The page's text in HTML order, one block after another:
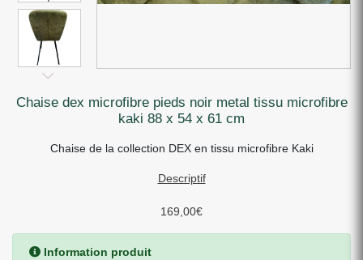
chaise dex microfibre pieds noir metal tissu microfibre
kaki 88 x 54 x 61 cm
Chaise de la collection DEX en tissu microfibre Kaki
Descriptif
169,00€
Information produit